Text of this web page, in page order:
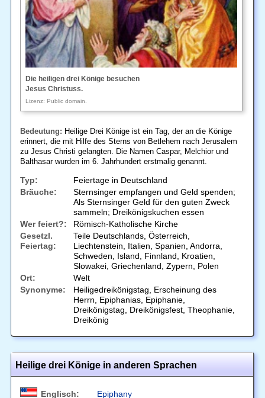
Die heiligen drei Könige besuchen
Jesus Christuss.
Lizenz: Public domain.
Bedeutung: Heilige Drei Könige ist ein Tag, der an die Könige
erinnert, die mit Hilfe des Sterns von Betlehem nach Jerusalem
zu Jesus Christi gelangten. Die Namen Caspar, Melchior und
Balthasar wurden im 6. Jahrhundert erstmalig genannt.
Typ:
Feiertage in Deutschland
Bräuche:
Sternsinger empfangen und Geld spenden;
Als Sternsinger Geld für den guten Zweck
sammeln; Dreikönigskuchen essen
Wer feiert?:
Römisch-Katholische Kirche
Gesetzl.
Feiertag:
Teile Deutschlands, Österreich,
Liechtenstein, Italien, Spanien, Andorra,
Schweden, Island, Finnland, Kroatien,
Slowakei, Griechenland, Zypern, Polen
Ort:
Welt
Synonyme:
Heiligedreikönigstag, Erscheinung des
Herrn, Epiphanias, Epiphanie,
Dreikönigstag, Dreikönigsfest, Theophanie,
Dreikönig
Heilige drei Könige in anderen Sprachen
Englisch:
Epiphany